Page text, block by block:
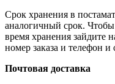
Срок хранения в
аналогичный срок.
время хранения зайдите
номер заказа и телефон и
Почтовая доставка